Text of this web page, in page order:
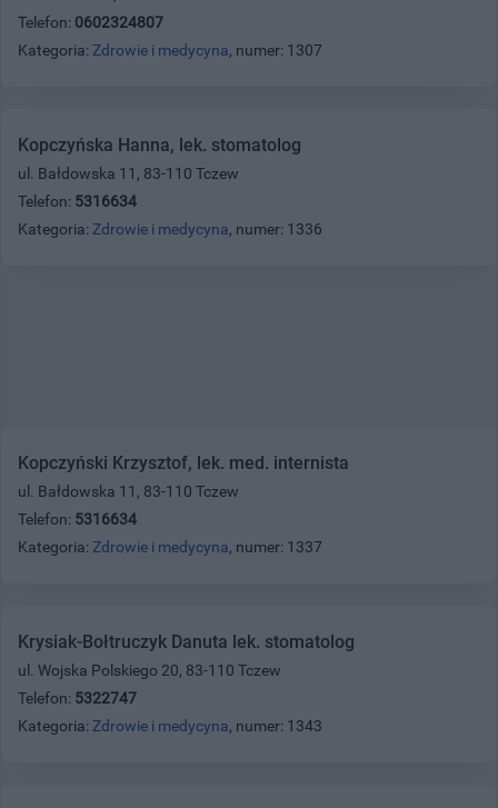
Telefon: 0602324807
Kategoria: Zdrowie i medycyna, numer: 1307
Kopczyńska Hanna, lek. stomatolog
ul. Bałdowska 11, 83-110 Tczew
Telefon: 5316634
Kategoria: Zdrowie i medycyna, numer: 1336
Kopczyński Krzysztof, lek. med. internista
ul. Bałdowska 11, 83-110 Tczew
Telefon: 5316634
Kategoria: Zdrowie i medycyna, numer: 1337
Krysiak-Bołtruczyk Danuta lek. stomatolog
ul. Wojska Polskiego 20, 83-110 Tczew
Telefon: 5322747
Kategoria: Zdrowie i medycyna, numer: 1343